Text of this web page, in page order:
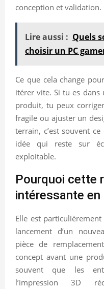
conception et validation.
Lire aussi : Quels
choisir un PC
Ce que cela change
itérer vite. Si tu es dans
produit, tu peux
fragile ou ajuster un
terrain, c’est souvent
idée qui reste sur
exploitable.
Pourquoi cette
intéressante en
Elle est
lancement d’un
pièce de
concept avant une
souvent que les
l’impression 3D